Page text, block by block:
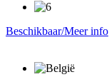
Beschikbaar/Meer info